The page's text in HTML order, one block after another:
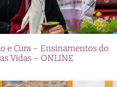
e Cura – Ensinamentos do
Vidas – ONLINE